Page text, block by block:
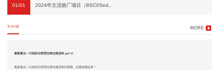
01/01 2024年主流验厂项目（BSCI/Sed...
常见问题 MORE
最新最全—污染防治管理法律法规清单 get it!
最新最全—污染防治管理法律法规清单列表图。赶紧收藏起来！